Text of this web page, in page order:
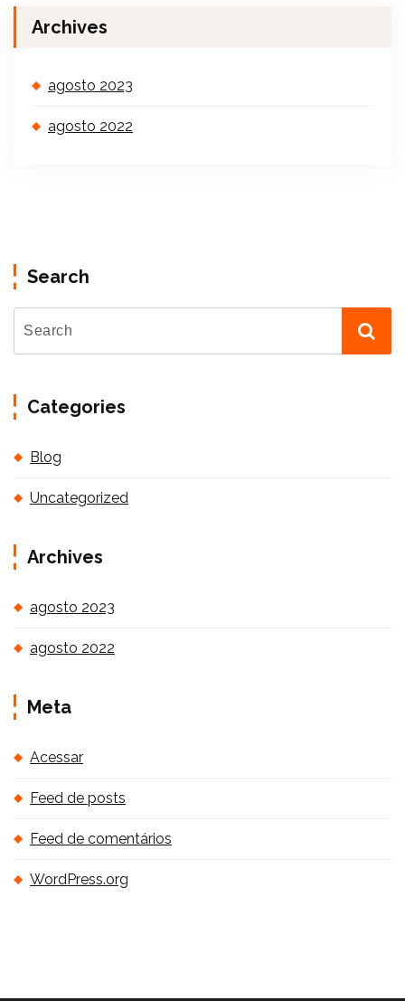
Archives
agosto 2023
agosto 2022
Search
Categories
Blog
Uncategorized
Archives
agosto 2023
agosto 2022
Meta
Acessar
Feed de posts
Feed de comentários
WordPress.org